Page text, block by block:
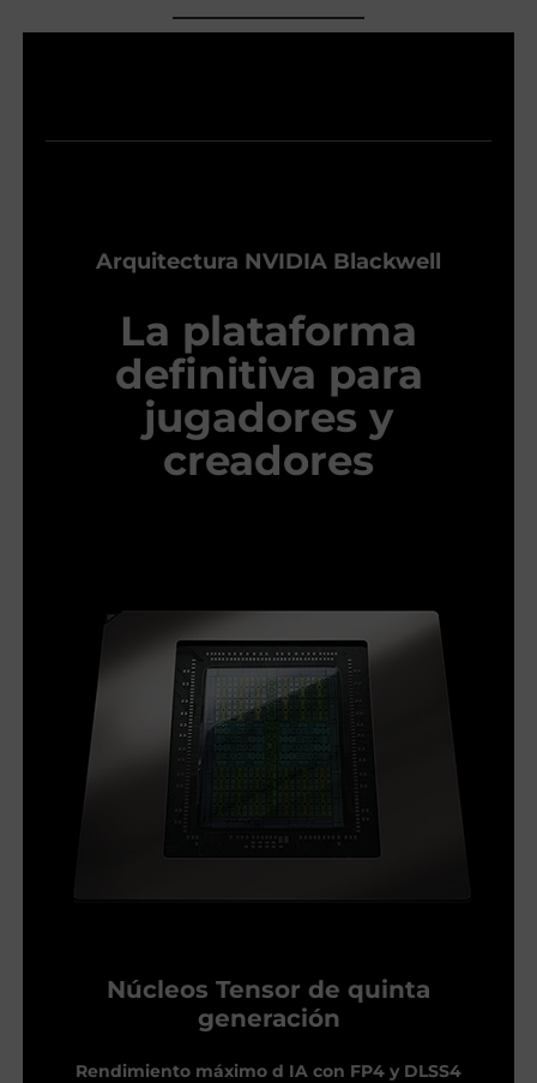
Arquitectura NVIDIA Blackwell
La plataforma
definitiva para
jugadores y
creadores
Núcleos Tensor de quinta
generación
Rendimiento máximo d IA con FP4 y DLSS4